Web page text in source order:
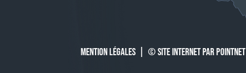
MENTION LÉGALES © SITE INTERNET PAR POINTNET